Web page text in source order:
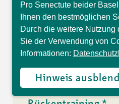
09:30 - 10:30 Uhr
Im Westfeld 6, Basel
CHF 140.00
7 Lektionen
Rückentraining / Kurs
Pro Senectute beider
Ihnen den bestmöglichen
Durch die weitere Nutzung
Sie der Verwendung von
Informationen:
Hinweis
Hallo,